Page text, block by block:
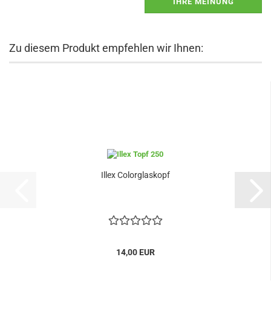
Zu diesem Produkt empfehlen wir Ihnen:
Illex Colorglaskopf
14,00 EUR